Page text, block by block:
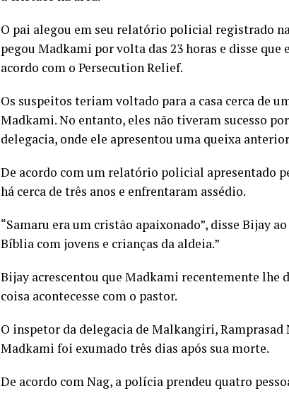
O pai alegou em seu relatório policial registrado
pegou Madkami por volta das 23 horas e disse
acordo com o Persecution Relief.
Os suspeitos teriam voltado para a casa cerca de
Madkami. No entanto, eles não tiveram sucesso
delegacia, onde ele apresentou uma queixa
De acordo com um relatório policial apresentado
há cerca de três anos e enfrentaram assédio.
“Samaru era um cristão apaixonado”, disse Bijay
Bíblia com jovens e crianças da aldeia.”
Bijay acrescentou que Madkami recentemente
coisa acontecesse com o pastor.
O inspetor da delegacia de Malkangiri, Ramprasad
Madkami foi exumado três dias após sua morte.
De acordo com Nag, a polícia prendeu quatro